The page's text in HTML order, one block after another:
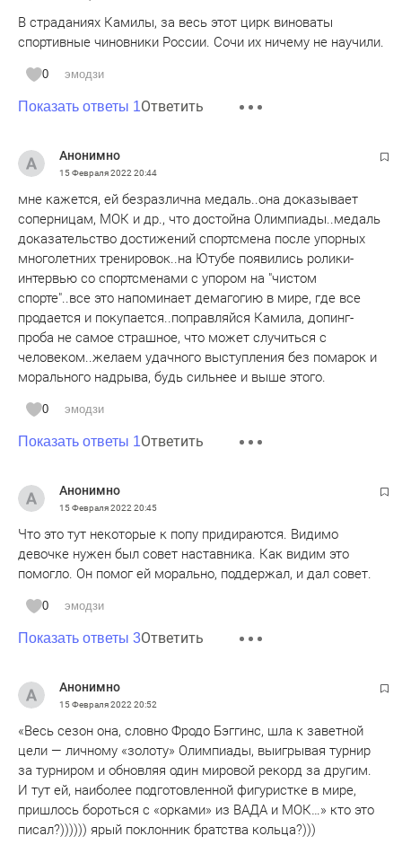
В страданиях Камилы, за весь этот цирк виноваты
спортивные чиновники России. Сочи их ничему не научили.
0 эмодзи
Показать ответы 1Ответить
Анонимно
15 Февраля 2022 20:44
мне кажется, ей безразлична медаль..она доказывает
соперницам, МОК и др., что достойна Олимпиады..медаль
доказательство достижений спортсмена после упорных
многолетних тренировок..на Ютубе появились ролики-
интервью со спортсменами с упором на "чистом
спорте"..все это напоминает демагогию в мире, где все
продается и покупается..поправляйся Камила, допинг-
проба не самое страшное, что может случиться с
человеком..желаем удачного выступления без помарок и
морального надрыва, будь сильнее и выше этого.
0 эмодзи
Показать ответы 1Ответить
Анонимно
15 Февраля 2022 20:45
Что это тут некоторые к попу придираются. Видимо
девочке нужен был совет наставника. Как видим это
помогло. Он помог ей морально, поддержал, и дал совет.
0 эмодзи
Показать ответы 3Ответить
Анонимно
15 Февраля 2022 20:52
«Весь сезон она, словно Фродо Бэггинс, шла к заветной
цели — личному «золоту» Олимпиады, выигрывая турнир
за турниром и обновляя один мировой рекорд за другим.
И тут ей, наиболее подготовленной фигуристке в мире,
пришлось бороться с «орками» из ВАДА и МОК…» кто это
писал?)))))) ярый поклонник братства кольца?)))